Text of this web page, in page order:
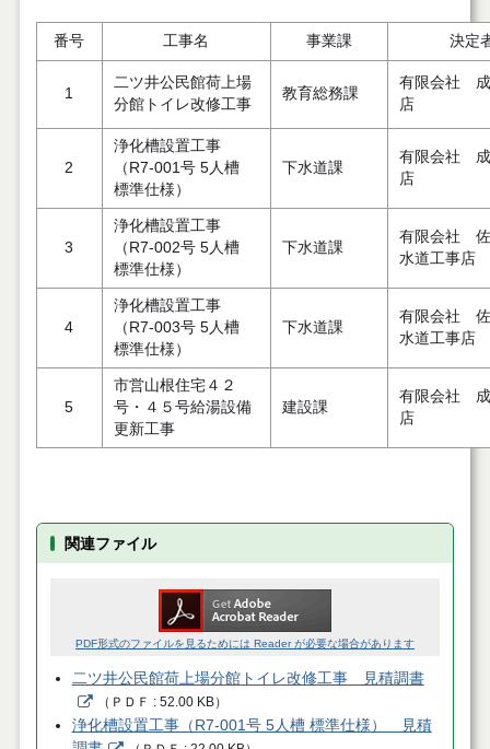
番号 工事名 事業課 決定
1
二ツ井公民館荷上場
分館トイレ改修工事
教育総務課
有限会社
店
2
浄化槽設置工事
（R7-001号 5人槽
標準仕様）
下水道課
有限会社
店
3
浄化槽設置工事
（R7-002号 5人槽
標準仕様）
下水道課
有限会社
水道工事店
4
浄化槽設置工事
（R7-003号 5人槽
標準仕様）
下水道課
有限会社
水道工事店
5
市営山根住宅４２
号・４５号給湯設備
更新工事
建設課
有限会社
店
関連ファイル
PDF形式のファイルを見るためには Reader が必要な場合があります
二ツ井公民館荷上場分館トイレ改修工事 見積調書
（ ＰＤＦ 52.00 KB）
浄化槽設置工事（R7-001号 5人槽 標準仕様） 見積